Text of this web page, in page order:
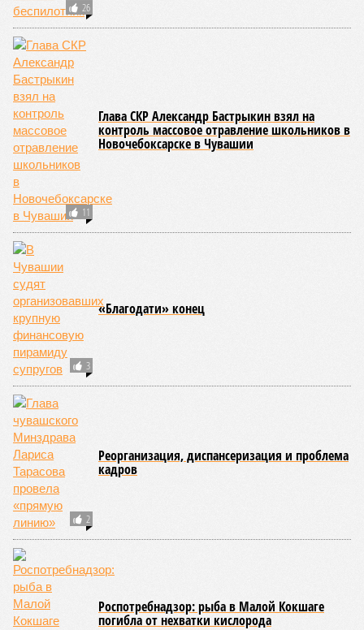
26
11
Глава СКР Александр Бастрыкин взял на
контроль массовое отравление школьников в
Новочебоксарске в Чувашии
3
«Благодати» конец
2
Реорганизация, диспансеризация и проблема
кадров
Роспотребнадзор: рыба в Малой Кокшаге
погибла от нехватки кислорода